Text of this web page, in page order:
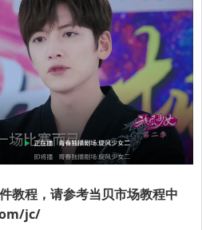
教程，请参考当贝市场教程中
jc/